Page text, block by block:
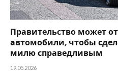
Правительство может
автомобили, чтобы
милю справедливым
19.05.2026